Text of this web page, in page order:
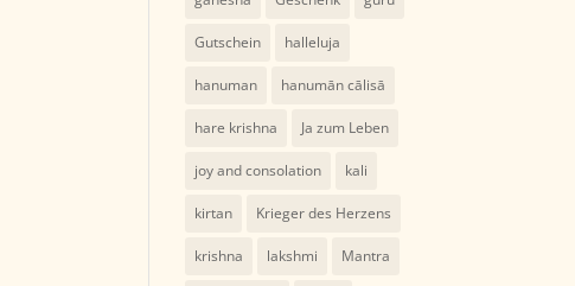
Gutschein halleluja
hanuman hanumān cālisā
hare krishna Ja zum Leben
joy and consolation kali
kirtan Krieger des Herzens
krishna lakshmi Mantra